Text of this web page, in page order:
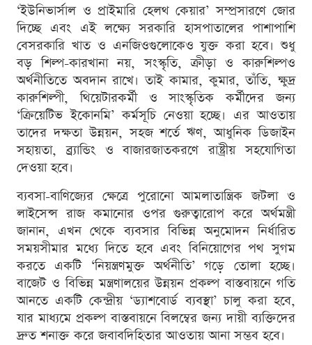
‘ইউনিভার্সাল ও প্রাইমারি হেলথ কেয়ার’ সম্প্রসারণে জোর
দিচ্ছে এবং এই লক্ষ্যে সরকারি হাসপাতালের পাশাপাশি
বেসরকারি খাত ও এনজিওগুলোকেও যুক্ত করা হবে। শুধু
বড় শিল্প-কারখানা নয়, সংস্কৃতি, ক্রীড়া ও কারুশিল্পও
অর্থনীতিতে অবদান রাখে। তাই কামার, কুমার, তাঁতি, ক্ষুদ্র
কারুশিল্পী, থিয়েটারকর্মী ও সাংস্কৃতিক কর্মীদের জন্য
‘ক্রিয়েটিভ ইকোনমি’ কর্মসূচি নেওয়া হচ্ছে। এর আওতায়
তাদের দক্ষতা উন্নয়ন, সহজ শর্তে ঋণ, আধুনিক ডিজাইন
সহায়তা, ব্র্যান্ডিং ও বাজারজাতকরণে রাষ্ট্রীয় সহযোগিতা
দেওয়া হবে।
ব্যবসা-বাণিজ্যের ক্ষেত্রে পুরোনো আমলাতান্ত্রিক জটলা ও
লাইসেন্স রাজ কমানোর ওপর গুরুত্বারোপ করে অর্থমন্ত্রী
জানান, এখন থেকে ব্যবসার বিভিন্ন অনুমোদন নির্ধারিত
সময়সীমার মধ্যে দিতে হবে এবং বিনিয়োগের পথ সুগম
করতে একটি ‘নিয়ন্ত্রণমুক্ত অর্থনীতি’ গড়ে তোলা হচ্ছে।
বাজেট ও বিভিন্ন মন্ত্রণালয়ের উন্নয়ন প্রকল্প বাস্তবায়নে গতি
আনতে একটি কেন্দ্রীয় ‘ড্যাশবোর্ড ব্যবস্থা’ চালু করা হবে,
যার মাধ্যমে প্রকল্প বাস্তবায়নে বিলম্বের জন্য দায়ী ব্যক্তিদের
দ্রুত শনাক্ত করে জবাবদিহিতার আওতায় আনা সম্ভব হবে।